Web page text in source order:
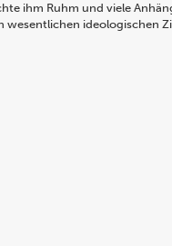
ihm Ruhm und viele
wesentlichen ideologischen